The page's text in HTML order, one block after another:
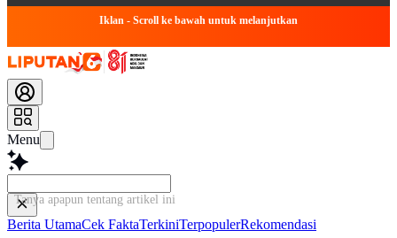
Iklan - Scroll ke bawah untuk melanjutkan
Menu
Tanya apapun tentang artikel ini.
Berita UtamaCek FaktaTerkiniTerpopulerRekomendasi